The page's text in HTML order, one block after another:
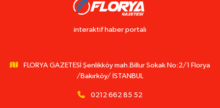
interaktif haber portalı
FLORYA GAZETESİ Şenlikköy mah.Billur Sokak No:2/1 Florya
/Bakırköy/ İSTANBUL
0212 662 85 52